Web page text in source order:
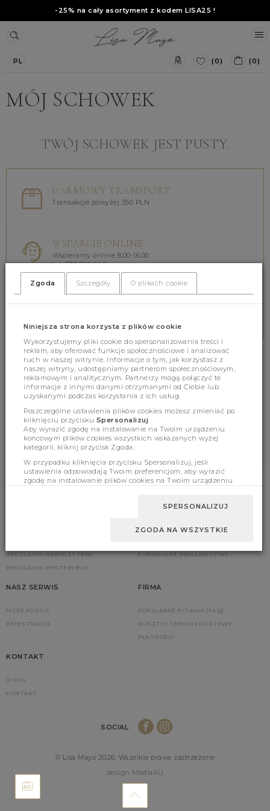
-25% na cały asortyment z kodem LISA25 !
PL (0) (0)
MÓJ SCHOWEK
TWÓJ SCHOWEK JEST PUSTY.
DARMOWY TRANSPORT
Transakcje powyżej 350 PLN
WSPARCIE ONLINE
Wspieramy online 8.00-16.00
tel. 578 552 642
BEZPIECZNE PŁATNOŚCI
NEWSLETTER
ZAPISZ SIĘ BEZPŁATNIE NA NEWSLETTER!
ZAPISZ SIĘ
* Zgoda na powiadomienia marketingowe
REGULAMIN NEWSLETTERA
REGULAMIN MYSTERY BOX
ZGŁOŚ ZWROT
FORMULARZ REKLAMACYJNY
NASZ SERWIS
MOJE KONTO
REJESTRACJA
FIRMA
POPULARNE PYTANIA (FAQ)
KOSZTY I TERMINY DOSTAWY
PŁATNOŚCI
KONTAKT
O NAS
KONTAKT
SOCIAL
© Lisa Mayo 2026. Wszelkie prawa zastrzeżone
design Media4U
Zgoda Szczegóły O plikach cookie
Niniejsza strona korzysta z plików cookie
Wykorzystujemy pliki cookie do spersonalizowania treści i
reklam, aby oferować funkcje społecznościowe i analizować
ruch w naszej witrynie. Informacje o tym, jak korzystasz z
naszej witryny, udostępniamy partnerom społecznościowym,
reklamowym i analitycznym. Partnerzy mogą połączyć te
informacje z innymi danymi otrzymanymi od Ciebie lub
uzyskanymi podczas korzystania z ich usług.
Poszczególne ustawienia plików cookies możesz zmieniać po
kliknięciu przycisku Spersonalizuj.
Aby wyrazić zgodę na instalowanie na Twoim urządzeniu
końcowym plików cookies wszystkich wskazanych wyżej
kategorii, kliknij przycisk Zgoda.
W przypadku kliknięcia przycisku Spersonalizuj, jeśli
ustawienia odpowiadają Twoim preferencjom, aby wyrazić
zgodę na instalowanie plików cookies na Twoim urządzeniu
SPERSONALIZUJ
ZGODA NA WSZYSTKIE